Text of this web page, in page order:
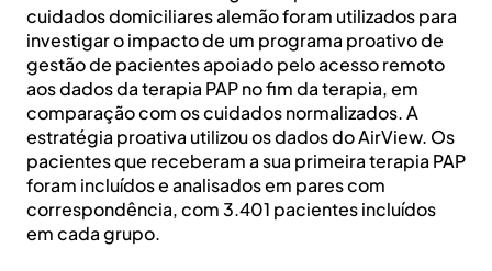
cuidados domiciliares alemão foram utilizados para
investigar o impacto de um programa proativo de
gestão de pacientes apoiado pelo acesso remoto
aos dados da terapia PAP no fim da terapia, em
comparação com os cuidados normalizados. A
estratégia proativa utilizou os dados do AirView. Os
pacientes que receberam a sua primeira terapia PAP
foram incluídos e analisados em pares com
correspondência, com 3.401 pacientes incluídos
em cada grupo.